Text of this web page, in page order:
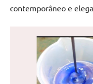
resinadas.
contemporâneo e